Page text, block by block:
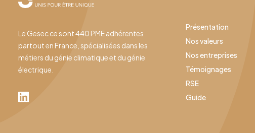
Le Gesec ce sont 440 PME adhérentes
partout en France, spécialisées dans les
métiers du génie climatique et du génie
électrique.
Présentation
Nos valeurs
Nos entreprises
Témoignages
RSE
Guide